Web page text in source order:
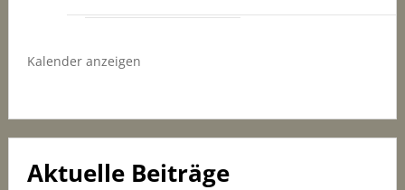
Kalender anzeigen
Aktuelle Beiträge